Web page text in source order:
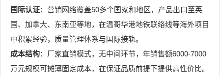
国际认证：营销网络覆盖50多个国家和地区，产品出口至英
国、加拿大、东南亚等地，在温哥华港地铁联络线等海外项目
中积累经验，质量管理体系与国际接轨。
成本结构：厂家直销模式，无中间环节，年销售额6000-7000
万元规模可摊薄固定成本，在保证品质前提下提供高性价比。